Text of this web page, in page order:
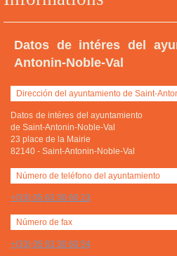
Datos de intéres del
Antonin-Noble-Val
Dirección del ayuntamiento de Saint-
Datos de intéres del ayuntamiento
de Saint-Antonin-Noble-Val
23 place de la Mairie
82140 - Saint-Antonin-Noble-Val
Número de teléfono del ayuntamiento
+(33) 05 63 30 60 23
Número de fax
+(33) 05 63 30 60 54